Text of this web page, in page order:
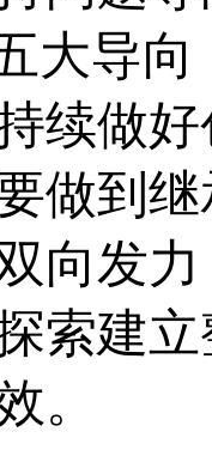
大导
续做
做到
向发
索建
。